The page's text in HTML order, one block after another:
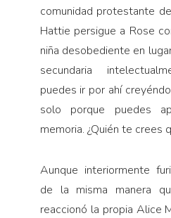
comunidad protestante
Hattie persigue a Rose
niña desobediente en
secundaria
puedes ir por ahí
solo porque puedes
memoria. ¿Quién te crees
Aunque interiormente
de la misma manera
reaccionó la propia Alice